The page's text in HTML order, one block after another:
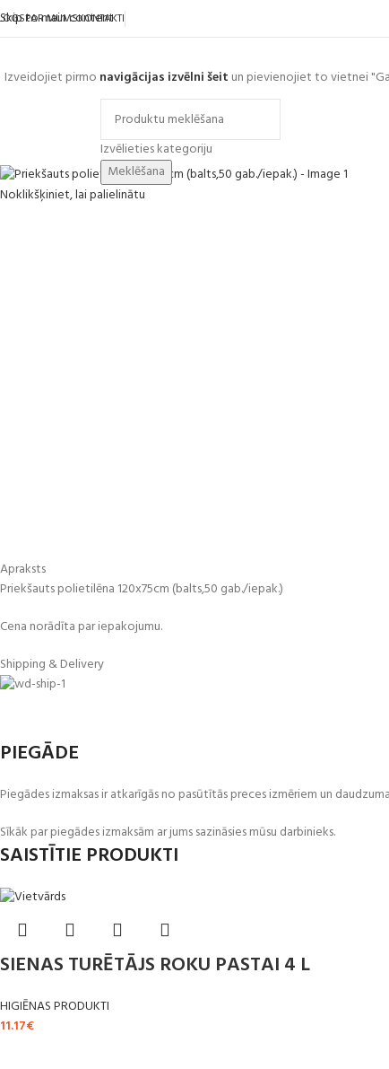
Skip to main content
PAR MUMSKONTAKTI
Izveidojiet pirmo navigācijas izvēlni šeit un pievienojiet to vietnei
Izvēlieties kategoriju
Meklēšana
Noklikšķiniet, lai palielinātu
Apraksts
Priekšauts polietilēna 120x75cm (balts,50 gab./iepak.)
Cena norādīta par iepakojumu.
Shipping & Delivery
PIEGĀDE
Piegādes izmaksas ir atkarīgās no pasūtītās preces izmēriem un
Sīkāk par piegādes izmaksām ar jums sazināsies mūsu darbinieks.
SAISTĪTIE PRODUKTI
SIENAS TURĒTĀJS ROKU PASTAI 4 L
HIGIĒNAS PRODUKTI
11.17€